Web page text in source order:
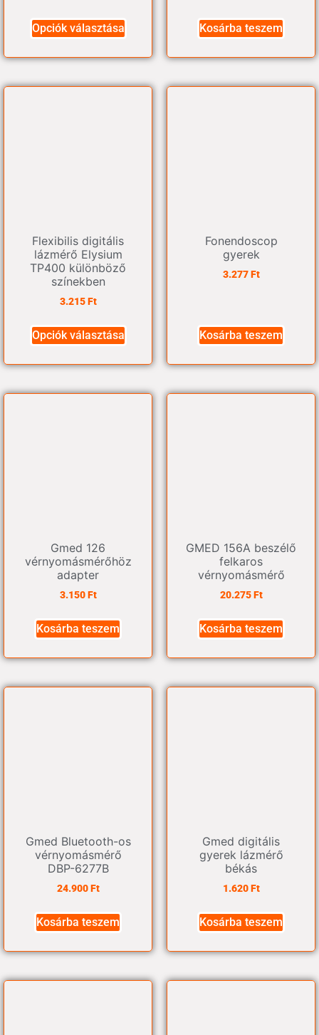
Opciók választása Kosárba teszem
Flexibilis digitális
lázmérő Elysium
TP400 különböző
színekben
3.215Ft
Opciók választása
Fonendoscop
gyerek
3.277Ft
Kosárba teszem
Gmed 126
vérnyomásmérőhöz
adapter
3.150Ft
Kosárba teszem
GMED 156A beszélő
felkaros
vérnyomásmérő
20.275Ft
Kosárba teszem
Gmed Bluetooth-os
vérnyomásmérő
DBP-6277B
24.900Ft
Kosárba teszem
Gmed digitális
gyerek lázmérő
békás
1.620Ft
Kosárba teszem